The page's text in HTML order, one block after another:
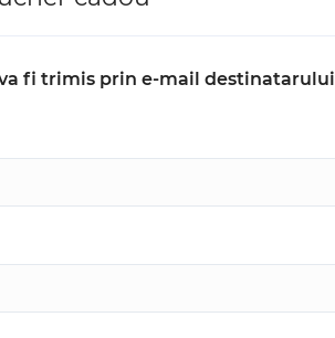
fi trimis prin e-mail